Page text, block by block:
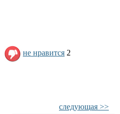
не нравится 2
следующая >>